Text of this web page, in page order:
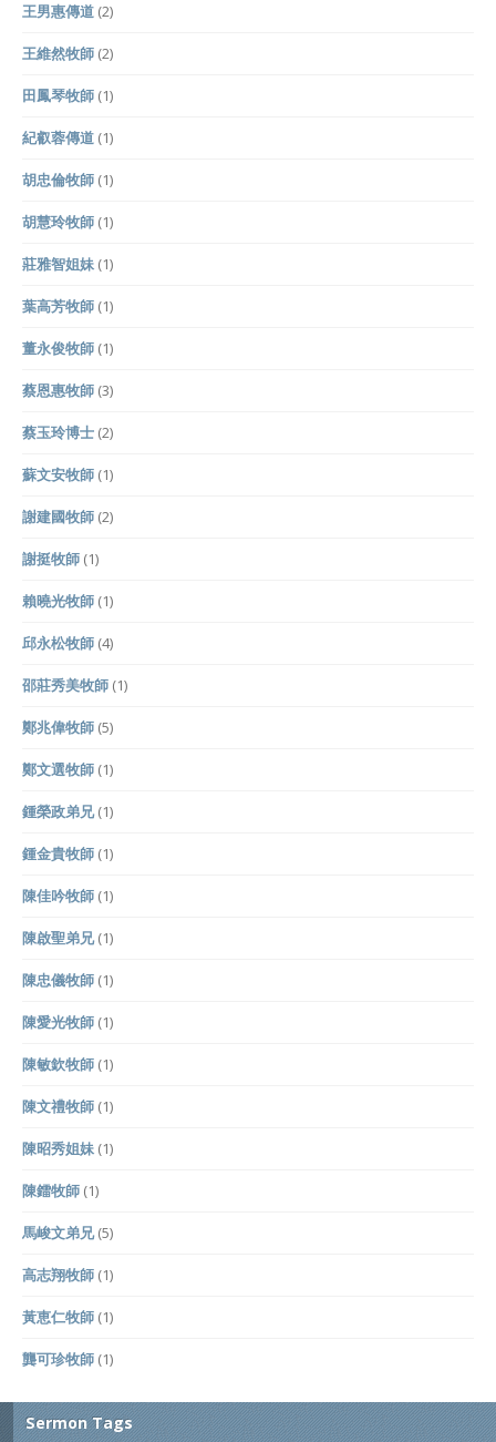
王男惠傳道 (2)
王維然牧師 (2)
田鳳琴牧師 (1)
紀叡蓉傳道 (1)
胡忠倫牧師 (1)
胡慧玲牧師 (1)
莊雅智姐妹 (1)
葉高芳牧師 (1)
董永俊牧師 (1)
蔡恩惠牧師 (3)
蔡玉玲博士 (2)
蘇文安牧師 (1)
謝建國牧師 (2)
謝挺牧師 (1)
賴曉光牧師 (1)
邱永松牧師 (4)
邵莊秀美牧師 (1)
鄭兆偉牧師 (5)
鄭文選牧師 (1)
鍾榮政弟兄(1)
鍾金貴牧師 (1)
陳佳吟牧師 (1)
陳啟聖弟兄(1)
陳忠儀牧師 (1)
陳愛光牧師 (1)
陳敏欽牧師 (1)
陳文禮牧師 (1)
陳昭秀姐妹 (1)
陳鐳牧師 (1)
馬峻文弟兄(5)
高志翔牧師 (1)
黃恵仁牧師 (1)
龔可珍牧師 (1)
Sermon Tags